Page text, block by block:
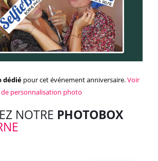
dédié pour cet événement anniversaire.Voir
personnalisation photo
NOTRE PHOTOBOX